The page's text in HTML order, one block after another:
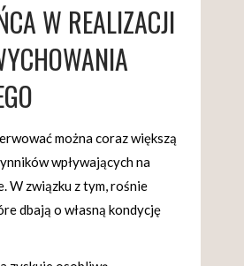
W REALIZACJI
można coraz większą
wpływających na
W związku z tym, rośnie
dbają o własną kondycję